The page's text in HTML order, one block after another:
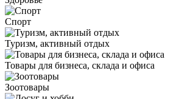
Спорт
Туризм, активный отдых
Товары для бизнеса, склада и офиса
Зоотовары